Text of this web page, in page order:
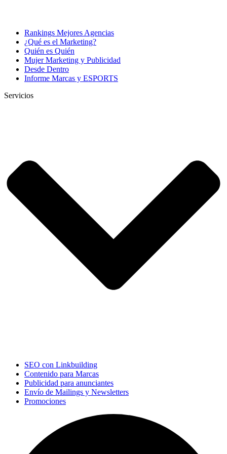
Rankings Mejores Agencias
¿Qué es el Marketing?
Quién es Quién
Mujer Marketing y Publicidad
Desde Dentro
Informe Marcas y ESPORTS
Servicios
SEO con Linkbuilding
Contenido para Marcas
Publicidad para anunciantes
Envío de Mailings y Newsletters
Promociones